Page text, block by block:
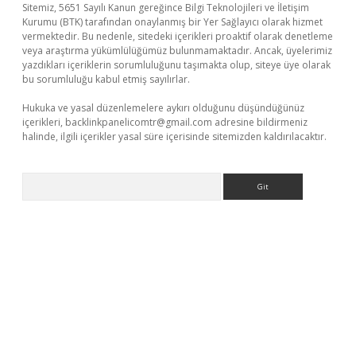
Sitemiz, 5651 Sayılı Kanun gereğince Bilgi Teknolojileri ve İletişim
Kurumu (BTK) tarafından onaylanmış bir Yer Sağlayıcı olarak hizmet
vermektedir. Bu nedenle, sitedeki içerikleri proaktif olarak denetleme
veya araştırma yükümlülüğümüz bulunmamaktadır. Ancak, üyelerimiz
yazdıkları içeriklerin sorumluluğunu taşımakta olup, siteye üye olarak
bu sorumluluğu kabul etmiş sayılırlar.
Hukuka ve yasal düzenlemelere aykırı olduğunu düşündüğünüz
içerikleri, backlinkpanelicomtr@gmail.com adresine bildirmeniz
halinde, ilgili içerikler yasal süre içerisinde sitemizden kaldırılacaktır.